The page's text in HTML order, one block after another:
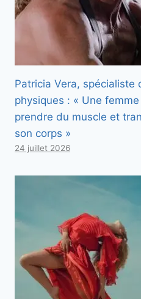
Patricia Vera, spécialiste
physiques : « Une
prendre du muscle et
son corps »
24 juillet 2026